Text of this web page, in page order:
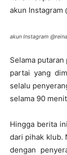
akun Instagram
akun Instagram
Selama
partai yang
selalu
selama 90
Hingga berita
dari pihak klub.
dengan